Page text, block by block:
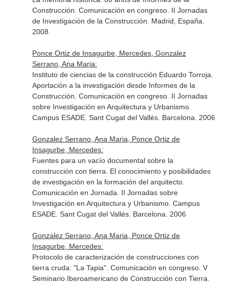
Construcción. Comunicación en congreso. II Jornadas
de Investigación de la Construcción. Madrid, España.
2008
Ponce Ortiz de Insagurbe, Mercedes, Gonzalez
Serrano, Ana Maria:
Instituto de ciencias de la construcción Eduardo Torroja.
Aportación a la investigación desde Informes de la
Construcción. Comunicación en congreso. II Jornadas
sobre Investigación en Arquitectura y Urbanismo.
Campus ESADE. Sant Cugat del Vallés. Barcelona. 2006
Gonzalez Serrano, Ana Maria, Ponce Ortiz de
Insagurbe, Mercedes:
Fuentes para un vacío documental sobre la
construcción con tierra. El conocimiento y posibilidades
de investigación en la formación del arquitecto.
Comunicación en Jornada. II Jornadas sobre
Investigación en Arquitectura y Urbanismo. Campus
ESADE. Sant Cugat del Vallés. Barcelona. 2006
Gonzalez Serrano, Ana Maria, Ponce Ortiz de
Insagurbe, Mercedes:
Protocolo de caracterización de construcciones con
tierra cruda: "La Tapia". Comunicación en congreso. V
Seminario Iberoamericano de Construcción con Tierra.